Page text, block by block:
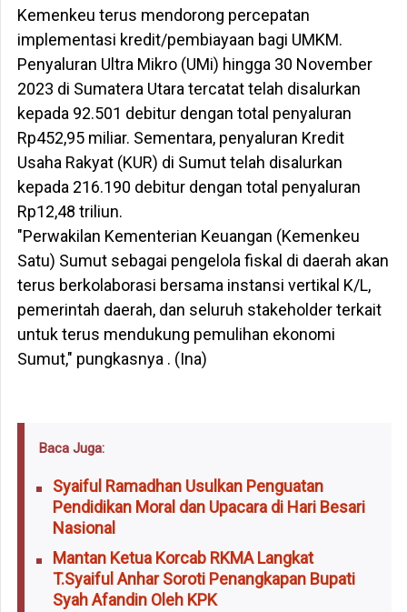
Kemenkeu terus mendorong percepatan
implementasi kredit/pembiayaan bagi UMKM.
Penyaluran Ultra Mikro (UMi) hingga 30 November
2023 di Sumatera Utara tercatat telah disalurkan
kepada 92.501 debitur dengan total penyaluran
Rp452,95 miliar. Sementara, penyaluran Kredit
Usaha Rakyat (KUR) di Sumut telah disalurkan
kepada 216.190 debitur dengan total penyaluran
Rp12,48 triliun.
"Perwakilan Kementerian Keuangan (Kemenkeu
Satu) Sumut sebagai pengelola fiskal di daerah akan
terus berkolaborasi bersama instansi vertikal K/L,
pemerintah daerah, dan seluruh stakeholder terkait
untuk terus mendukung pemulihan ekonomi
Sumut," pungkasnya . (Ina)
Baca Juga:
Syaiful Ramadhan Usulkan Penguatan
Pendidikan Moral dan Upacara di Hari Besari
Nasional
Mantan Ketua Korcab RKMA Langkat
T.Syaiful Anhar Soroti Penangkapan Bupati
Syah Afandin Oleh KPK